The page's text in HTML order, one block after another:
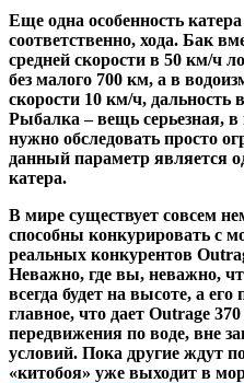
Еще одна особенность
соответственно, хода. Бак
средней скорости в 50 км/ч
без малого 700 км, а в
скорости 10 км/ч, дальность
Рыбалка – вещь серьезная,
нужно обследовать просто
данный параметр является
катера.
В мире существует совсем
способны конкурировать с
реальных конкурентов
Неважно, где вы, неважно,
всегда будет на высоте, а
главное, что дает Outrage
передвижения по воде, вне
условий. Пока другие ждут
«китобоя» уже выходит в